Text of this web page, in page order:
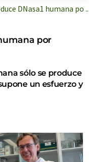
DNasa1 humana po
por
sólo se produce
un esfuerzo y